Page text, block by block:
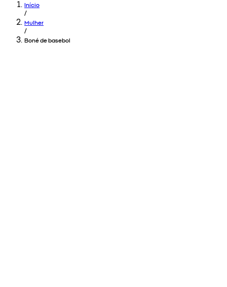
Início
/
Mulher
/
Boné de basebol